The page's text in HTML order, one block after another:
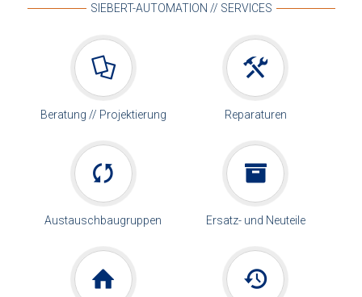
SIEBERT-AUTOMATION // SERVICES
Beratung // Projektierung Reparaturen
Austauschbaugruppen Ersatz- und Neuteile